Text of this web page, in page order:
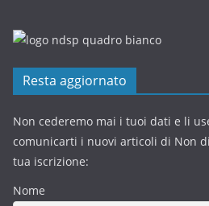
Resta aggiornato
Non cederemo mai i tuoi dati e li
comunicarti i nuovi articoli di Non
tua iscrizione:
Nome